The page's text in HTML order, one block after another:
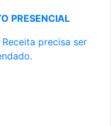
PRESENCIAL
precisa ser